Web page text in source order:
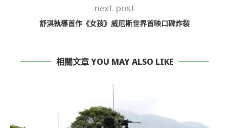
next post
舒淇執導首作《女孩》威尼斯世界首映口碑炸裂
相關文章 YOU MAY ALSO LIKE